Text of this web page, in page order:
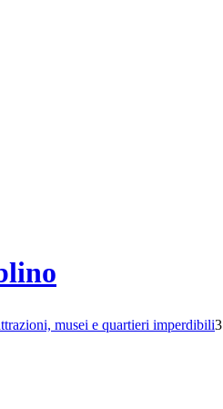
musei e quartieri imperdibili3